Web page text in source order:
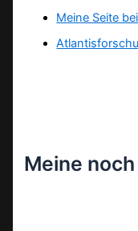
Meine Seite
Meine